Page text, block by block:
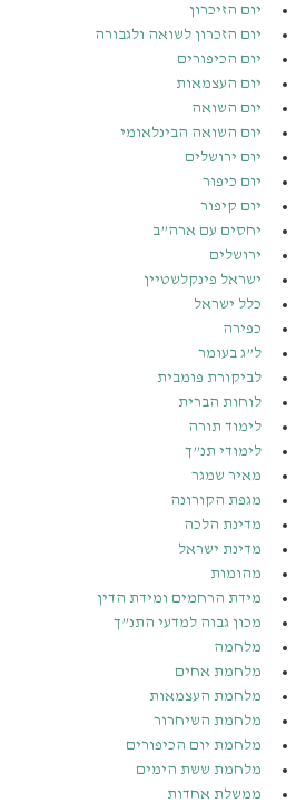
יום הזיכרון
יום הזכרון לשואה ולגבורה
יום הכיפורים
יום העצמאות
יום השואה
יום השואה הבינלאומי
יום ירושלים
יום כיפור
יום קיפור
יחסים עם ארה”ב
ירושלים
ישראל פינקלשטיין
כלל ישראל
כפירה
ל”ג בעומר
לביקורת פומבית
לוחות הברית
לימוד תורה
לימודי תנ”ך
מאיר שמגר
מגפת הקורונה
מדינת הלכה
מדינת ישראל
מהומות
מידת הרחמים ומידת הדין
מכון גבוה למדעי התנ”ך
מלחמה
מלחמת אחים
מלחמת העצמאות
מלחמת השיחרור
מלחמת יום הכיפורים
מלחמת ששת הימים
ממשלת אחדות